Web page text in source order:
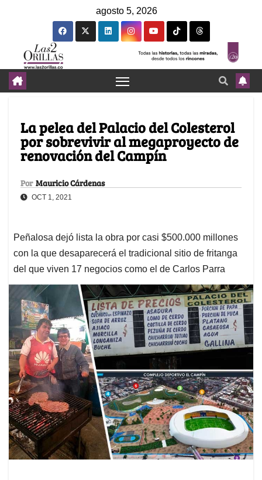
agosto 5, 2026
La pelea del Palacio del Colesterol
por sobrevivir al megaproyecto de
renovación del Campín
Por Mauricio Cárdenas
OCT 1, 2021
Peñalosa dejó lista la obra por casi $500.000 millones
con la que desaparecerá el tradicional sitio de fritanga
del que viven 17 negocios como el de Carlos Parra